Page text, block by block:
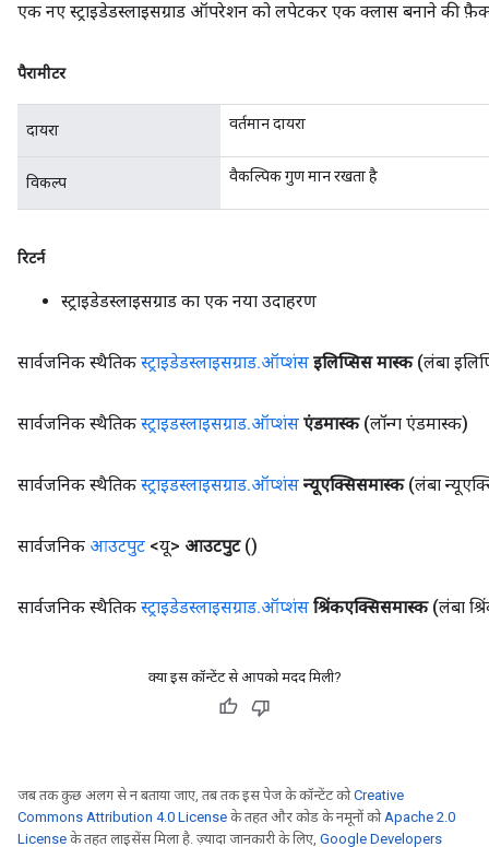
एक नए स्ट्राइडेडस्लाइसग्राड ऑपरेशन को लपेटकर एक क्लास बनाने की
पैरामीटर
दायरा वर्तमान दायरा
विकल्प वैकल्पिक गुण मान रखता है
रिटर्न
स्ट्राइडेडस्लाइसग्राड का एक नया उदाहरण
सार्वजनिक स्थैतिक स्ट्राइडेडस्लाइसग्राड.ऑप्शंस इलिप्सिस मास्क (लंबा
सार्वजनिक स्थैतिक स्ट्राइडस्लाइसग्राड.ऑप्शंस एंडमास्क (लॉन्ग एंडमास्क)
सार्वजनिक स्थैतिक स्ट्राइडस्लाइसग्राड.ऑप्शंस न्यूएक्सिसमास्क (लंबा
सार्वजनिक आउटपुट <यू> आउटपुट ()
सार्वजनिक स्थैतिक स्ट्राइडेडस्लाइसग्राड.ऑप्शंस श्रिंकएक्सिसमास्क (लंबा
क्या इस कॉन्टेंट से आपको मदद मिली?
जब तक कुछ अलग से न बताया जाए, तब तक इस पेज के कॉन्टेंट कोCreative
Commons Attribution 4.0 License के तहत और कोड के नमूनों कोApache 2.0
License के तहत लाइसेंस मिला है. ज़्यादा जानकारी के लिए, Google Developers